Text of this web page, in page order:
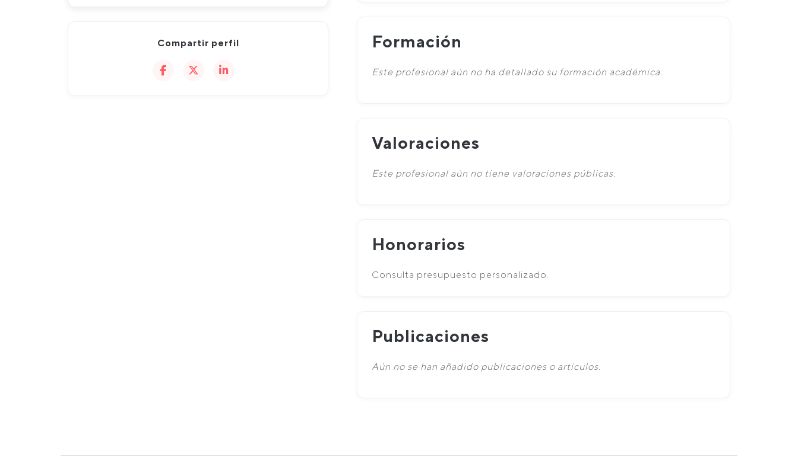
Compartir perfil Formación
Este profesional aún no ha detallado su formación académica.
Valoraciones
Este profesional aún no tiene valoraciones públicas.
Honorarios
Consulta presupuesto personalizado.
Publicaciones
Aún no se han añadido publicaciones o artículos.